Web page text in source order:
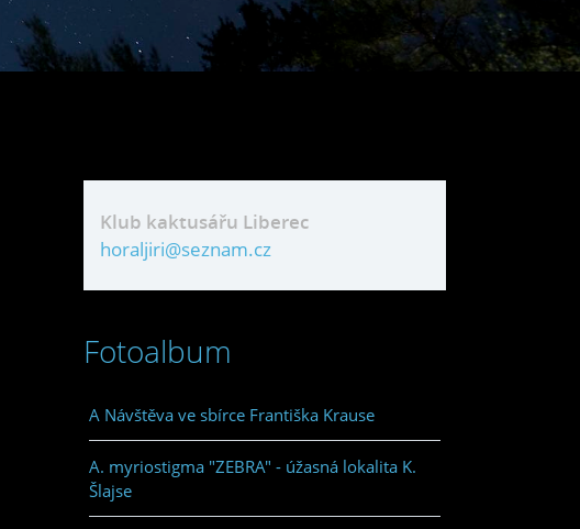
Klub kaktusářu Liberec
horaljiri@seznam.cz
Fotoalbum
A Návštěva ve sbírce Františka Krause
A. myriostigma "ZEBRA" - úžasná lokalita K.
Šlajse